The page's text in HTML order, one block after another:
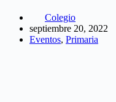
Colegio
septiembre 20, 2022
Eventos, Primaria